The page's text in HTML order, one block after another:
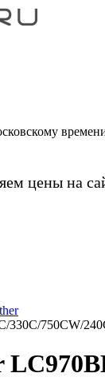
цены на
330C/750CW/